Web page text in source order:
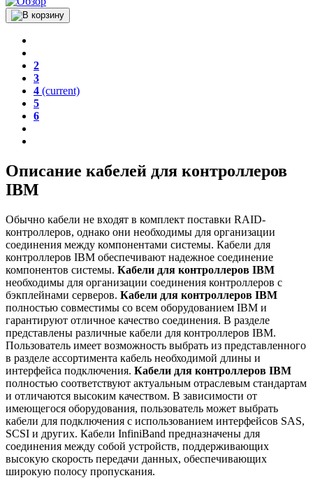
2
3
4 (current)
5
6
Описание кабелей для контроллеров
IBM
Обычно кабели не входят в комплект поставки RAID-
контроллеров, однако они необходимы для организации
соединения между компонентами системы. Кабели для
контроллеров IBM обеспечивают надежное соединение
компонентов системы. Кабели для контроллеров IBM
необходимы для организации соединения контроллеров с
бэкплейнами серверов. Кабели для контроллеров IBM
полностью совместимы со всем оборудованием IBM и
гарантируют отличное качество соединения. В разделе
представлены различные кабели для контроллеров IBM.
Пользователь имеет возможность выбрать из представленного
в разделе ассортимента кабель необходимой длины и
интерфейса подключения. Кабели для контроллеров IBM
полностью соответствуют актуальным отраслевым стандартам
и отличаются высоким качеством. В зависимости от
имеющегося оборудования, пользователь может выбрать
кабели для подключения с использованием интерфейсов SAS,
SCSI и других. Кабели InfiniBand предназначены для
соединения между собой устройств, поддерживающих
высокую скорость передачи данных, обеспечивающих
широкую полосу пропускания.